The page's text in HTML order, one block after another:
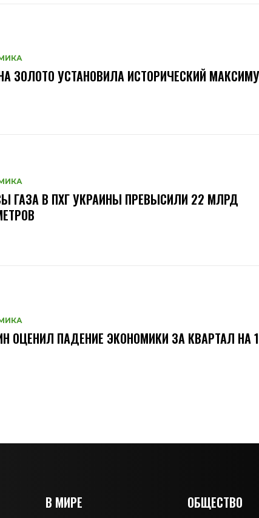
ЗОЛОТО УСТАНОВИЛА ИСТОРИЧЕСКИЙ
ГАЗА В ПХГ УКРАИНЫ ПРЕВЫСИЛИ 22 МЛРД
ОЦЕНИЛ ПАДЕНИЕ ЭКОНОМИКИ ЗА КВАРТАЛ НА
В МИРЕ ОБЩЕСТВО